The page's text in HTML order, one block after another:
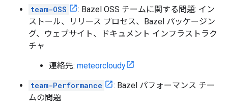
team-OSS
: Bazel OSS チームに関する問題: イン
ストール、リリース プロセス、Bazel パッケージン
グ、ウェブサイト、ドキュメント インフラストラク
チャ
連絡先: meteorcloudy
team-Performance
: Bazel パフォーマンス チー
ムの問題